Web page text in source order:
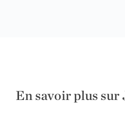
En savoir plus sur